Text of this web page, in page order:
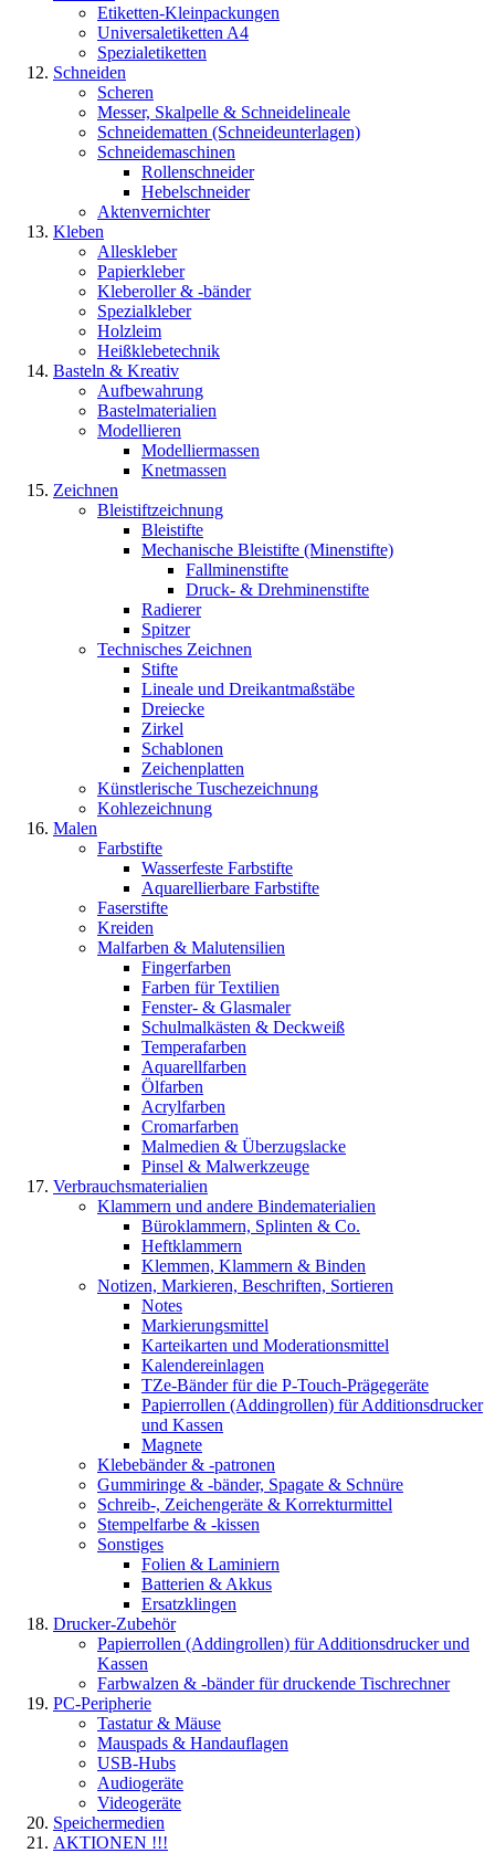
Etiketten-Kleinpackungen
Universaletiketten A4
Spezialetiketten
Schneiden
Scheren
Messer, Skalpelle & Schneidelineale
Schneidematten (Schneideunterlagen)
Schneidemaschinen
Rollenschneider
Hebelschneider
Aktenvernichter
Kleben
Alleskleber
Papierkleber
Kleberoller & -bänder
Spezialkleber
Holzleim
Heißklebetechnik
Basteln & Kreativ
Aufbewahrung
Bastelmaterialien
Modellieren
Modelliermassen
Knetmassen
Zeichnen
Bleistiftzeichnung
Bleistifte
Mechanische Bleistifte (Minenstifte)
Fallminenstifte
Druck- & Drehminenstifte
Radierer
Spitzer
Technisches Zeichnen
Stifte
Lineale und Dreikantmaßstäbe
Dreiecke
Zirkel
Schablonen
Zeichenplatten
Künstlerische Tuschezeichnung
Kohlezeichnung
Malen
Farbstifte
Wasserfeste Farbstifte
Aquarellierbare Farbstifte
Faserstifte
Kreiden
Malfarben & Malutensilien
Fingerfarben
Farben für Textilien
Fenster- & Glasmaler
Schulmalkästen & Deckweiß
Temperafarben
Aquarellfarben
Ölfarben
Acrylfarben
Cromarfarben
Malmedien & Überzugslacke
Pinsel & Malwerkzeuge
Verbrauchsmaterialien
Klammern und andere Bindematerialien
Büroklammern, Splinten & Co.
Heftklammern
Klemmen, Klammern & Binden
Notizen, Markieren, Beschriften, Sortieren
Notes
Markierungsmittel
Karteikarten und Moderationsmittel
Kalendereinlagen
TZe-Bänder für die P-Touch-Prägegeräte
Papierrollen (Addingrollen) für Additionsdrucker
und Kassen
Magnete
Klebebänder & -patronen
Gummiringe & -bänder, Spagate & Schnüre
Schreib-, Zeichengeräte & Korrekturmittel
Stempelfarbe & -kissen
Sonstiges
Folien & Laminiern
Batterien & Akkus
Ersatzklingen
Drucker-Zubehör
Papierrollen (Addingrollen) für Additionsdrucker und
Kassen
Farbwalzen & -bänder für druckende Tischrechner
PC-Peripherie
Tastatur & Mäuse
Mauspads & Handauflagen
USB-Hubs
Audiogeräte
Videogeräte
Speichermedien
AKTIONEN !!!